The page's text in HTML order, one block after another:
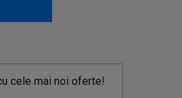
cele mai noi oferte!